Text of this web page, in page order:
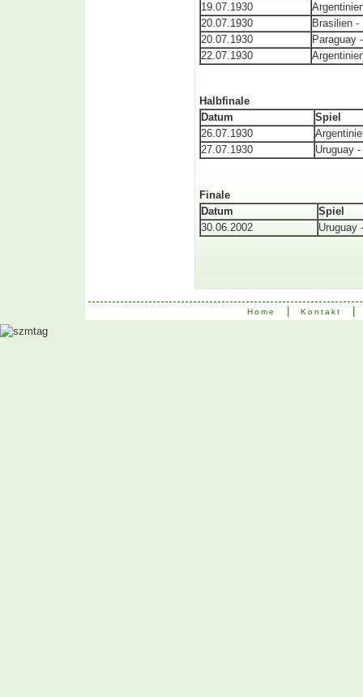
19.07.1930
20.07.1930
Brasilien -
20.07.1930
Paraguay
22.07.1930
Halbfinale
Datum
Spiel
26.07.1930
27.07.1930
Uruguay
Finale
Datum
Spiel
30.06.2002
Uruguay
Home Kontakt